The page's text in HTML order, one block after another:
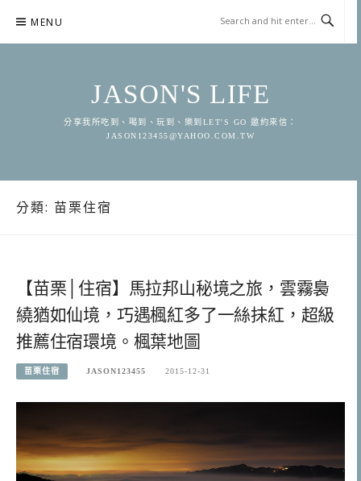
content
MENU
JASON'S LIFE
分享我所吃到、喝到、玩到、樂到LET'S GO 邀約來信：
JASON123455@YAHOO.COM.TW
分類: 苗栗住宿
【苗栗│住宿】馬拉邦山秘境之旅，雲霧裊
繞猶如仙境，巧遇楓紅多了一絲抹紅，超級
推薦住宿環境。楓葉地圖
苗栗住宿 JASON123455 2015-12-31